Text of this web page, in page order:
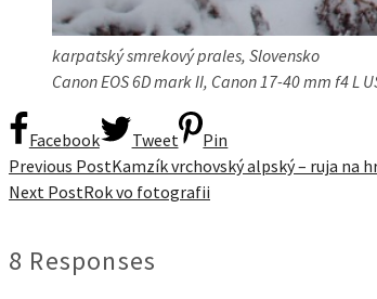
karpatský smrekový prales, Slovensko
Canon EOS 6D mark II, Canon 17-40 mm f4 L
Facebook Tweet
Pin
Previous PostKamzík vrchovský alpský – ruja na
Next PostRok vo fotografii
8 Responses